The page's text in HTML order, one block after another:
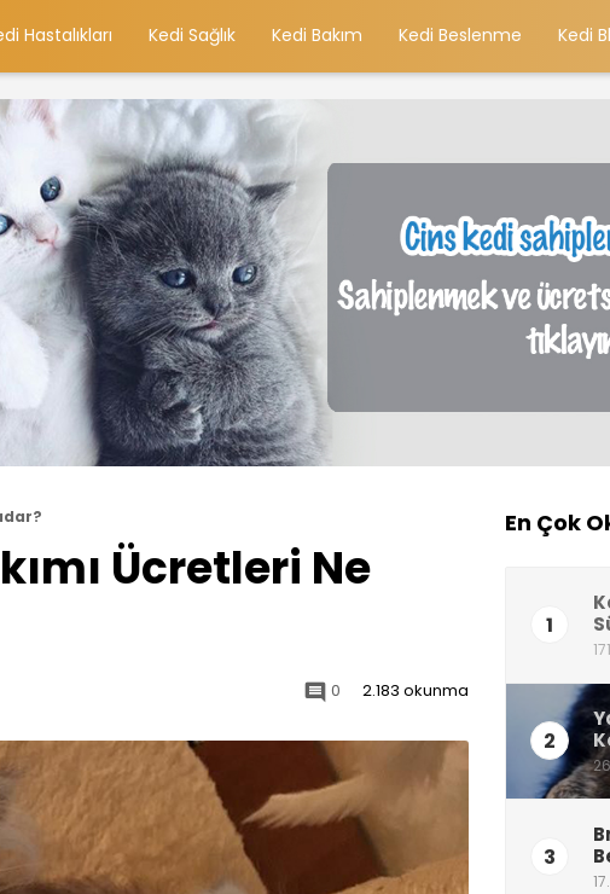
Hastalıkları Kedi Sağlık Kedi Bakım Kedi Beslenme Kedi
Ücretleri Ne
 0 2.183 okunma
En Çok
1
2
3